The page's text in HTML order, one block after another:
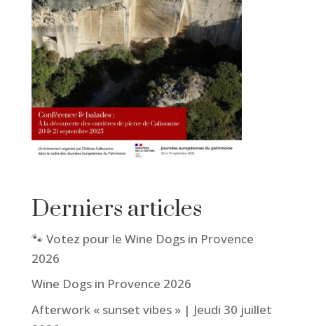
Derniers articles
🐾 Votez pour le Wine Dogs in Provence
2026
Wine Dogs in Provence 2026
Afterwork « sunset vibes » | Jeudi 30 juillet